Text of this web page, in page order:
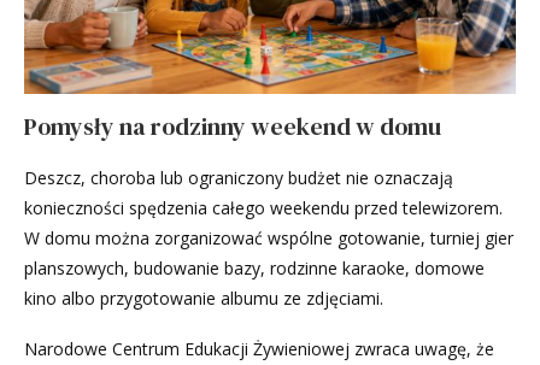
Pomysły na rodzinny weekend w domu
Deszcz, choroba lub ograniczony budżet nie oznaczają
konieczności spędzenia całego weekendu przed telewizorem.
W domu można zorganizować wspólne gotowanie, turniej gier
planszowych, budowanie bazy, rodzinne karaoke, domowe
kino albo przygotowanie albumu ze zdjęciami.
Narodowe Centrum Edukacji Żywieniowej zwraca uwagę, że